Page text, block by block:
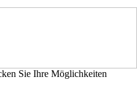
Sie Ihre Möglichkeiten